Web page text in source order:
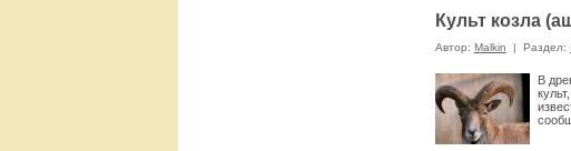
Культ козла
Автор: Malkin | Раздел:
В